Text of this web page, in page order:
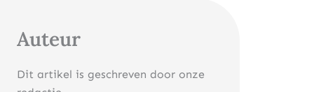
Auteur
Dit artikel is geschreven door onze